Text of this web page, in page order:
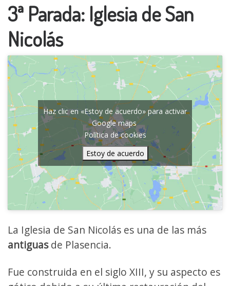
3ª Parada: Iglesia de San
Nicolás
Haz clic en «Estoy de acuerdo» para activar
Google maps
Política de cookies
Estoy de acuerdo
La Iglesia de San Nicolás es una de las más
antiguasde Plasencia.
Fue construida en el siglo XIII, y su aspecto es